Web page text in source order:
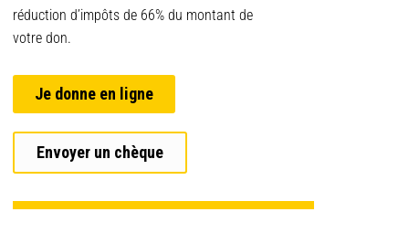
réduction d’impôts de 66% du montant de
votre don.
Je donne en ligne
Envoyer un chèque